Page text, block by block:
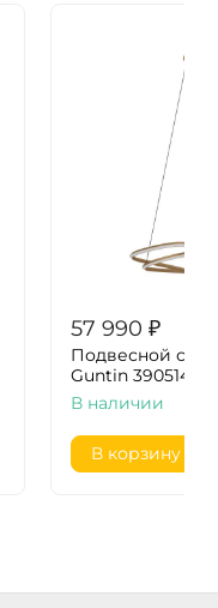
57 990 ₽
Подвесной
Guntin 390514
В наличии
В корзину